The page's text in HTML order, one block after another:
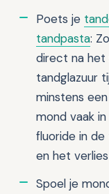
Poets je
tandpasta:
direct na
tandglazuur
minstens
mond vaak
fluoride in
en het
Spoel je